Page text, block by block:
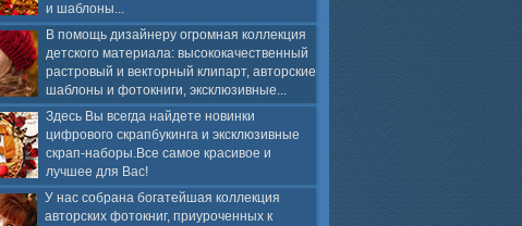
и шаблоны...
В помощь дизайнеру огромная коллекция
детского материала: высококачественный
растровый и векторный клипарт, авторские
шаблоны и фотокниги, эксклюзивные...
Здесь Вы всегда найдете новинки
цифрового скрапбукинга и эксклюзивные
скрап-наборы.Все самое красивое и
лучшее для Вас!
У нас собрана богатейшая коллекция
авторских фотокниг, приуроченных к